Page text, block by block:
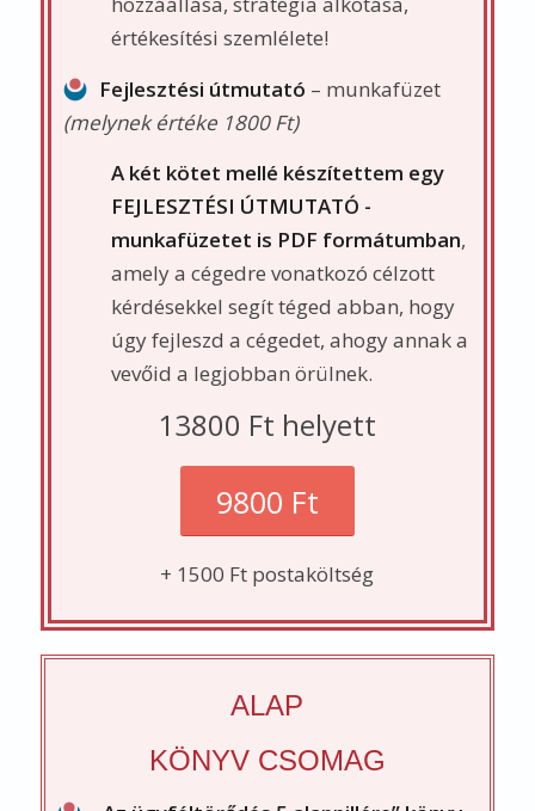
9800 Ft
+ 1500 Ft postaköltség
ALAP
KÖNYV CSOMAG
„Az ügyféltörődés 5 alappillére” könyv
+ 6 szakmai, támogató levél:
A könyvhöz jár egy 6 emailből álló szakmai
, aminek az az értelme, hogy a
mielőbb átültesd a gyakorlatba.
Kérdésekkel, szempontokkal késztetlek arra,
hogy dolgozz a megvalósításon, és konkrét
6400 Ft